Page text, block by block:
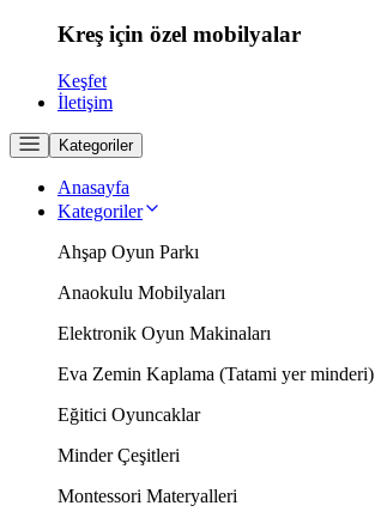
Kreş için özel mobilyalar
Keşfet
İletişim
Kategoriler
Anasayfa
Kategoriler
Ahşap Oyun Parkı
Anaokulu Mobilyaları
Elektronik Oyun Makinaları
Eva Zemin Kaplama (Tatami yer minderi)
Eğitici Oyuncaklar
Minder Çeşitleri
Montessori Materyalleri